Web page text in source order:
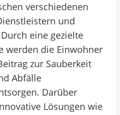
verschiedenen
und
eine gezielte
werden die Einwohner
zur Sauberkeit
Abfälle
Darüber
Lösungen wie